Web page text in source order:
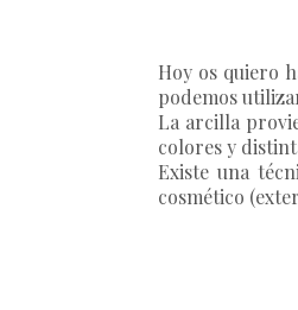
Hoy os quiero
podemos
La arcilla
colores y
Existe una
cosmético